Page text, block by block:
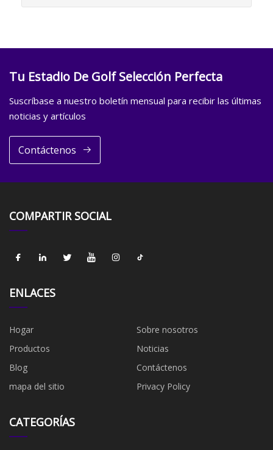
Tu Estadio De Golf Selección Perfecta
Suscríbase a nuestro boletín mensual para recibir las últimas
noticias y artículos
Contáctenos
COMPARTIR SOCIAL
ENLACES
Hogar
Sobre nosotros
Productos
Noticias
Blog
Contáctenos
mapa del sitio
Privacy Policy
CATEGORÍAS